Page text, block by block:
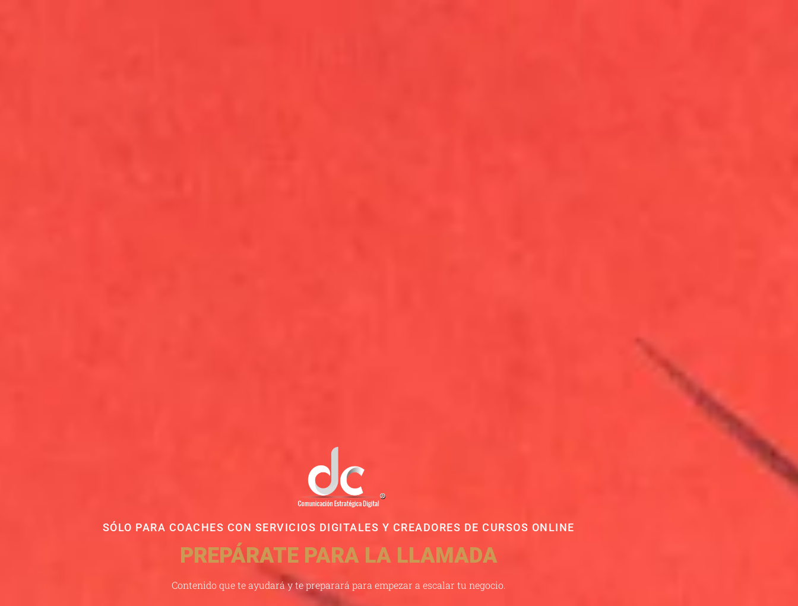
SÓLO PARA COACHES CON SERVICIOS DIGITALES Y CREADORES DE CURSOS ONLINE
PREPÁRATE PARA LA LLAMADA
Contenido que te ayudará y te preparará para empezar a escalar tu negocio.